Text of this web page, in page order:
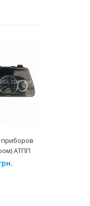
АТПП